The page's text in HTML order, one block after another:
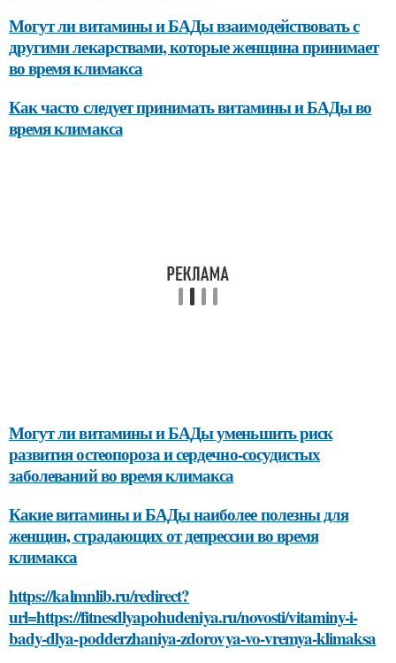
Могут ли витамины и БАДы взаимодействовать с
другими лекарствами, которые женщина принимает
во время климакса
Как часто следует принимать витамины и БАДы во
время климакса
Могут ли витамины и БАДы уменьшить риск
развития остеопороза и сердечно-сосудистых
заболеваний во время климакса
Какие витамины и БАДы наиболее полезны для
женщин, страдающих от депрессии во время
климакса
https://kalmnlib.ru/redirect?
url=https://fitnesdlyapohudeniya.ru/novosti/vitaminy-i-
bady-dlya-podderzhaniya-zdorovya-vo-vremya-klimaksa